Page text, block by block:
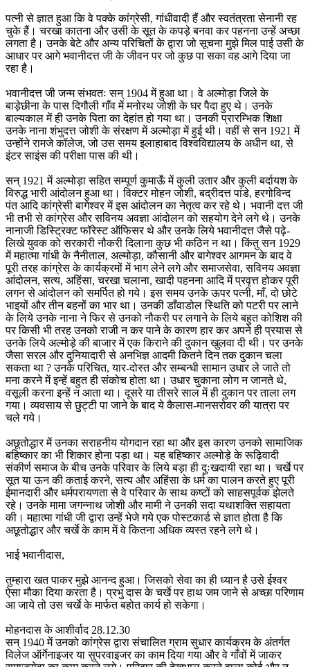
पत्नी से ज्ञात हुआ कि वे पक्के कांग्रेसी, गांधीवादी हैं और स्वतंत्रता सेनानी रह
चुके हैं। चरखा कातना और उसी के सूत के कपड़े बनवा कर पहनना उन्हें अच्छा
लगता है। उनके बेटे और अन्य परिचितों के द्वारा जो सूचना मुझे मिल पाई उसी के
आधार पर आगे भवानीदत्त जी के जीवन पर जो कुछ पा सका वह आगे दिया जा
रहा है।
भवानीदत्त जी जन्म संभवतः सन् 1904 में हुआ था। वे अल्मोड़ा जिले के
बाड़ेछीना के पास दिगौली गाँव में मनोरथ जोशी के घर पैदा हुए थे। उनके
बाल्यकाल में ही उनके पिता का देहांत हो गया था। उनकी प्रारम्भिक शिक्षा
उनके नाना शंभुदत्त जोशी के संरक्षण में अल्मोड़ा में हुई थी। वहीं से सन 1921 में
उन्होंने रामजे कॉलेज, जो उस समय इलाहाबाद विश्वविद्यालय के अधीन था, से
इंटर साइंस की परीक्षा पास की थी।
सन् 1921 में अल्मोड़ा सहित सम्पूर्ण कुमाऊँ में कुली उतार और कुली बर्दायश के
विरुद्ध भारी आंदोलन हुआ था। विक्टर मोहन जोशी, बद्रीदत्त पांडे, हरगोविन्द
पंत आदि कांग्रेसी बागेश्वर में इस आंदोलन का नेतृत्व कर रहे थे। भवानी दत्त जी
भी तभी से कांग्रेस और सविनय अवज्ञा आंदोलन को सहयोग देने लगे थे। उनके
नानाजी डिस्ट्रिक्ट फॉरेस्ट ऑफिसर थे और उनके लिये भवानीदत्त जैसे पढ़े-
लिखे युवक को सरकारी नौकरी दिलाना कुछ भी कठिन न था। किंतु सन 1929
में महात्मा गांधी के नैनीताल, अल्मोड़ा, कौसानी और बागेश्वर आगमन के बाद वे
पूरी तरह कांग्रेस के कार्यक्रमों में भाग लेने लगे और समाजसेवा, सविनय अवज्ञा
आंदोलन, सत्य, अहिंसा, चरखा चलाना, खादी पहनना आदि में प्रवृत्त होकर पूरी
लगन से आंदोलन को समर्पित हो गये। इस समय उनके ऊपर पत्नी, माँ, दो छोटे
भाइयों और तीन बहनों का भार था। उनकी डाँवाडोल स्थिति को पटरी पर लाने
के लिये उनके नाना ने फिर से उनको नौकरी पर लगाने के लिये बहुत कोशिश की
पर किसी भी तरह उनको राजी न कर पाने के कारण हार कर अपने ही प्रयास से
उनके लिये अल्मोड़े की बाजार में एक किराने की दुकान खुलवा दी थी। पर उनके
जैसा सरल और दुनियादारी से अनभिज्ञ आदमी कितने दिन तक दुकान चला
सकता था ? उनके परिचित, यार-दोस्त और सम्बन्धी सामान उधार ले जाते तो
मना करने में इन्हें बहुत ही संकोच होता था। उधार चुकाना लोग न जानते थे,
वसूली करना इन्हें न आता था। दूसरे या तीसरे साल में ही दुकान पर ताला लग
गया। व्यवसाय से छुट्टी पा जाने के बाद ये कैलास-मानसरोवर की यात्रा पर
चले गये।
अछूतोद्धार में उनका सराहनीय योगदान रहा था और इस कारण उनको सामाजिक
बहिष्कार का भी शिकार होना पड़ा था। यह बहिष्कार अल्मोड़े के रूढ़िवादी
संकीर्ण समाज के बीच उनके परिवार के लिये बड़ा ही दुःखदायी रहा था। चर्खे पर
सूत या ऊन की कताई करने, सत्य और अहिंसा के धर्म का पालन करते हुए पूरी
ईमानदारी और धर्मपरायणता से वे परिवार के साथ कष्टों को साहसपूर्वक झेलते
रहे। उनके मामा जगन्नाथ जोशी और मामी ने उनकी सदा यथाशक्ति सहायता
की। महात्मा गांधी जी द्वारा उन्हें भेजे गये एक पोस्टकार्ड से ज्ञात होता है कि
अछूतोद्धार और चर्खे के काम में वे कितना अधिक व्यस्त रहने लगे थे।
भाई भवानीदास,
तुम्हारा खत पाकर मुझे आनन्द हुआ। जिसको सेवा का ही ध्यान है उसे ईश्वर
ऐसा मौका दिया करता है। प्रभु दास के चर्खे पर हाथ जम जाने से अच्छा परिणाम
आ जाये तो उस चर्खे के मार्फत बहोत कार्य हो सकेगा।
मोहनदास के आशीर्वाद 28.12.30
सन् 1940 में उनको कांग्रेस द्वारा संचालित ग्राम सुधार कार्यक्रम के अंतर्गत
विलेज ऑर्गेनाइजर या सुपरवाइजर का काम दिया गया और वे गाँवों में जाकर